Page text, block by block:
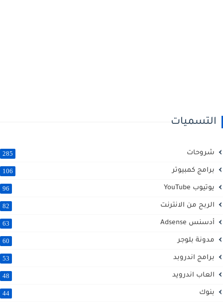
التسميات
شروحات 285
برامج كمبيوتر 106
يوتيوب YouTube 96
الربح من الانترنت 82
أدسنس Adsense 63
مدونة بلوجر 60
برامج اندروبد 53
العاب اندرويد 48
بنوك 44